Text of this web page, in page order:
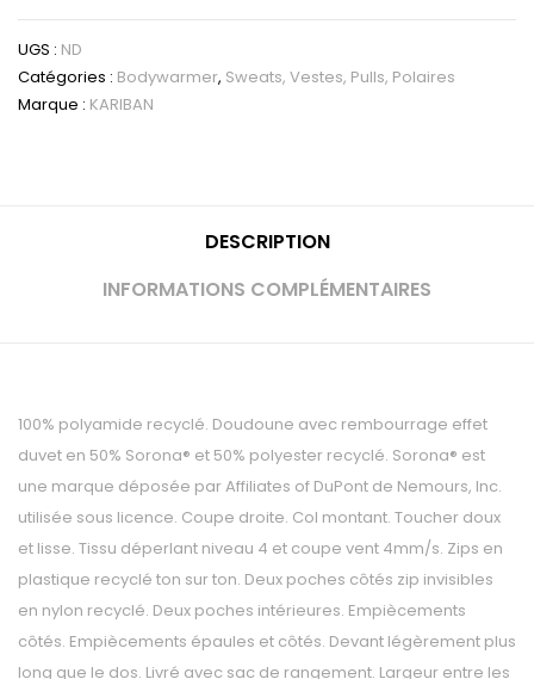
UGS : ND
Catégories : Bodywarmer, Sweats, Vestes, Pulls, Polaires
Marque : KARIBAN
DESCRIPTION
INFORMATIONS COMPLÉMENTAIRES
100% polyamide recyclé. Doudoune avec rembourrage effet
duvet en 50% Sorona® et 50% polyester recyclé. Sorona® est
une marque déposée par Affiliates of DuPont de Nemours, Inc.
utilisée sous licence. Coupe droite. Col montant. Toucher doux
et lisse. Tissu déperlant niveau 4 et coupe vent 4mm/s. Zips en
plastique recyclé ton sur ton. Deux poches côtés zip invisibles
en nylon recyclé. Deux poches intérieures. Empiècements
côtés. Empiècements épaules et côtés. Devant légèrement plus
long que le dos. Livré avec sac de rangement. Largeur entre les